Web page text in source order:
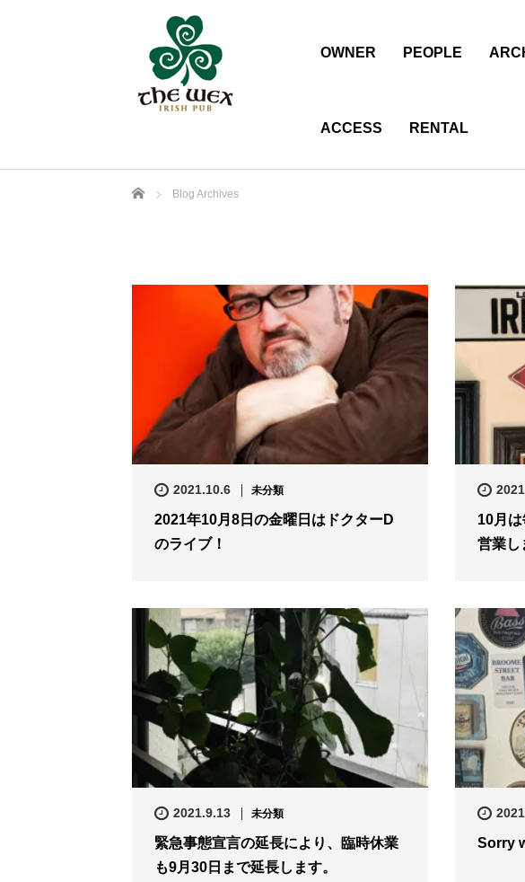
OWNER PEOPLE
ACCESS RENTAL
Home Blog Archives
2021.10.6 未分類
2021年10月8日の金曜日はドクターD
のライブ！
10月
営業し
2021.9.13 未分類
緊急事態宣言の延長により、臨時休業
も9月30日まで延長します。
Sorry